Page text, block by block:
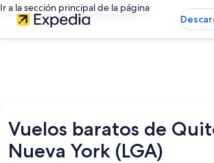
Ir a la sección principal de la página
Vuelos baratos de
Nueva York (LGA)